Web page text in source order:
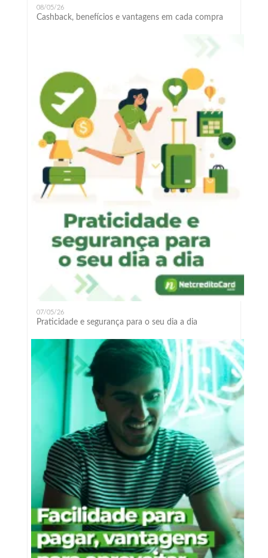
08/05/26
Cashback, benefícios e vantagens em cada compra
07/05/26
Praticidade e segurança para o seu dia a dia